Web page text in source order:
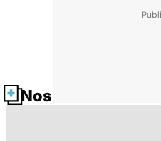
Nos fiches santé